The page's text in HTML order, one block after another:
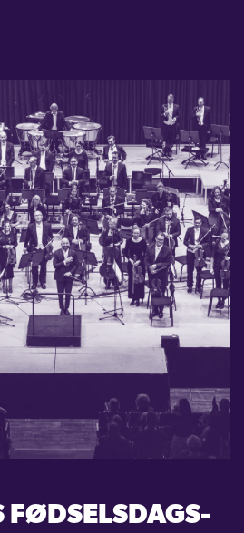
FØDSELSDAGS­